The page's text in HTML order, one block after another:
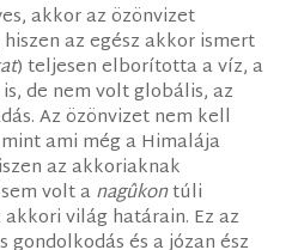
akkor az özönvizet
az egész akkor ismert
) teljesen elborította a víz, a
de nem volt globális, az
Az özönvizet nem kell
ami még a Himalája
az akkoriaknak
volt anagûkontúli
világ határain. Ez az